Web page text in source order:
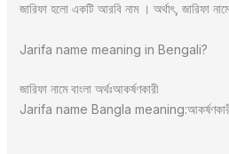
জারিফা হলো একটি আরবি নাম । অর্থাৎ, জারিফা
Jarifa name meaning in Bengali?
জারিফা নামে বাংলা অর্থঃআকর্ষণকারী
Jarifa name Bangla